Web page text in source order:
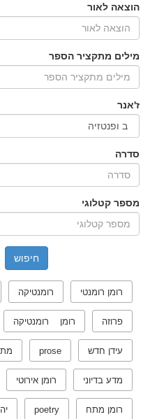
הוצאה לאור
מילים מתקציר הספר
ז'אנר
סדרה
מספר קטלוגי
רומן רומנטי רומנטיקה
פרוזה רומן רומנטיקה
עידן חדש prose
מדע בדיוני רומן אירוטי
רומן מתח poetry